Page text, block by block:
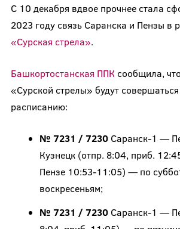
С 10 декабря вдвое прочнее стала
2023 году связь Саранска и Пензы в
«Сурская стрела».
Башкортостанская ППК сообщила,
«Сурской стрелы» будут
расписанию:
№ 7231 / 7230Саранск-1 —
Кузнецк (отпр. 8:04, приб.
Пензе 10:53-11:05) — по
воскресеньям;
№ 7231 / 7230Саранск-1 —